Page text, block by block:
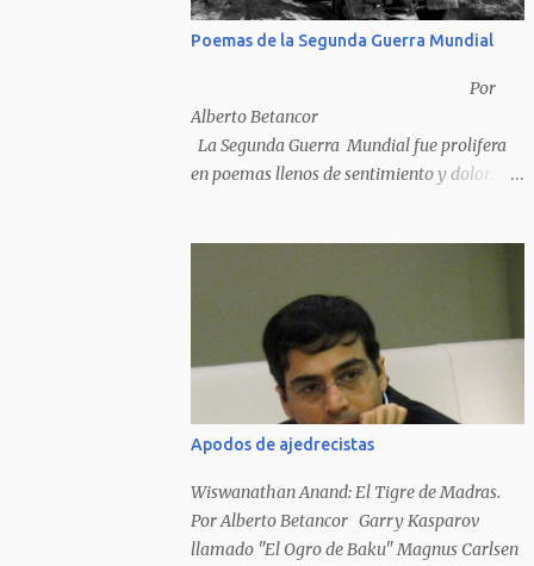
Poemas de la Segunda Guerra Mundial
Por
Alberto Betancor
La Segunda Guerra Mundial fue prolifera
en poemas llenos de sentimiento y dolor.
en muchos casos destruidos por las llamas
del fuego como sucedió con los generales y
poetas japoneses Masaharu Homma y
Hideky Tojo. Mejor suerte no corrieron los
poetas alemanes, italianos o los franceses
que acariciaron la causa nacional socialista,
sus nombres con sus escritos de...
Apodos de ajedrecistas
Wiswanathan Anand: El Tigre de Madras.
Por Alberto Betancor Garry Kasparov
llamado "El Ogro de Baku" Magnus Carlsen